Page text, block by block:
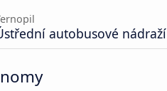
autobusové nádraží